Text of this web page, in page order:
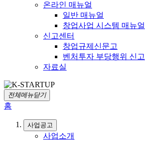
온라인 매뉴얼
일반 매뉴얼
창업사업 시스템 매뉴얼
신고센터
창업규제신문고
벤처투자 부당행위 신고
자료실
전체메뉴닫기
홈
사업공고
사업소개